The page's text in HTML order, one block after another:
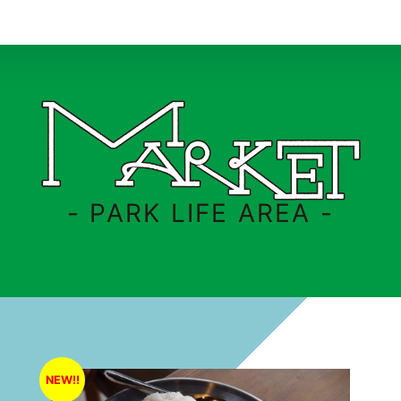
- PARK LIFE AREA -
NEW!!